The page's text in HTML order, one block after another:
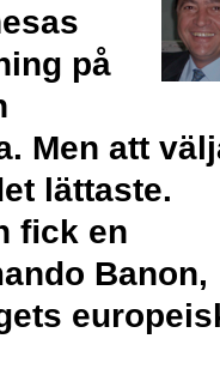
på
Men att
lättaste.
ﬁck en
Banon,